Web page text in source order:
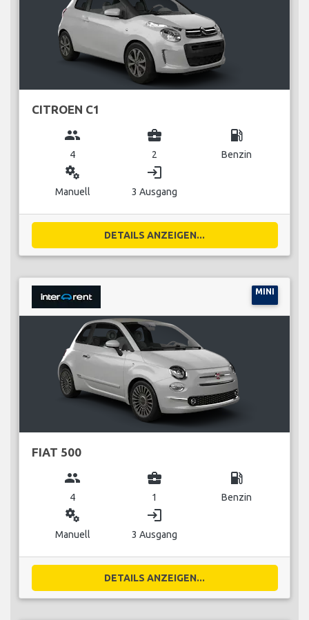
CITROEN C1
group
4
business_center
2
local_gas_station
Benzin
miscellaneous_services
Manuell
login
3 Ausgang
DETAILS ANZEIGEN...
MINI
FIAT 500
group
4
business_center
1
local_gas_station
Benzin
miscellaneous_services
Manuell
login
3 Ausgang
DETAILS ANZEIGEN...